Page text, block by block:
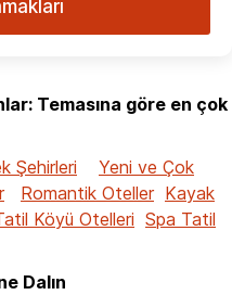
Temasına göre en çok
Şehirleri
Yeni ve Çok
Romantik Oteller Kayak
Köyü Otelleri Spa Tatil
Dalın